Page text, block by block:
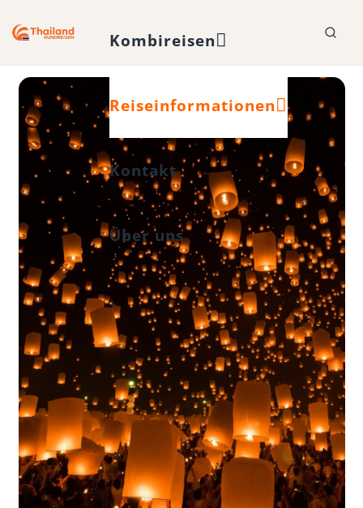
Kombireisen
Reiseinformationen
Kontakt
Über uns